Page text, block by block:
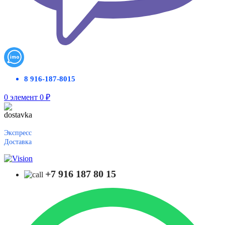
8 916-187-8015
0 элемент 0 ₽
Экспресс
Доставка
+7 916 187 80 15